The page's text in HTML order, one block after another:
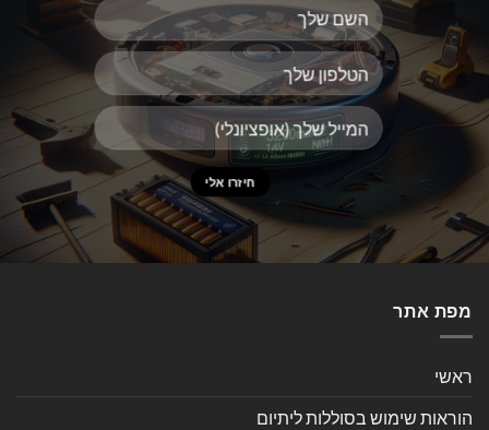
מפת אתר
ראשי
הוראות שימוש בסוללות ליתיום